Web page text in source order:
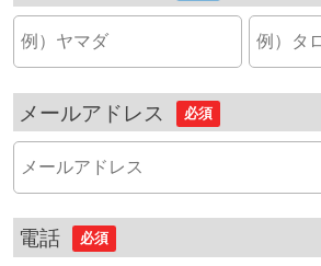
メールアドレス 必須
電話 必須